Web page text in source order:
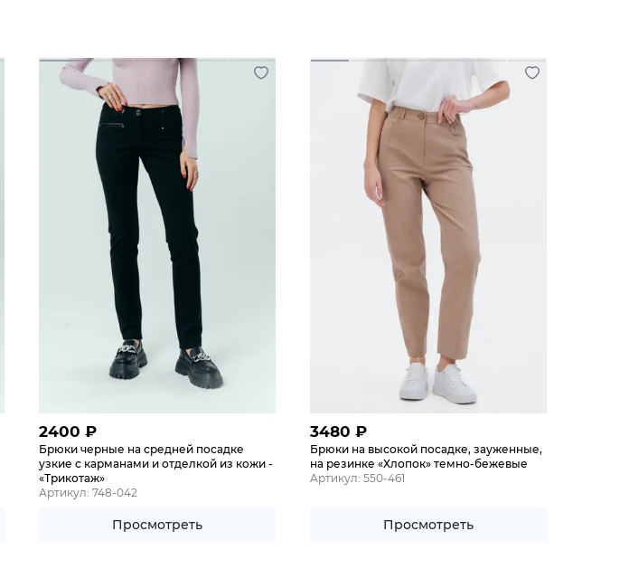
2400 ₽
Брюки черные на средней посадке
узкие с карманами и отделкой из кожи -
«Трикотаж»
Артикул: 748-042
Просмотреть
3480 ₽
Брюки на высокой посадке, зауженные,
на резинке «Хлопок» темно-бежевые
Артикул: 550-461
Просмотреть